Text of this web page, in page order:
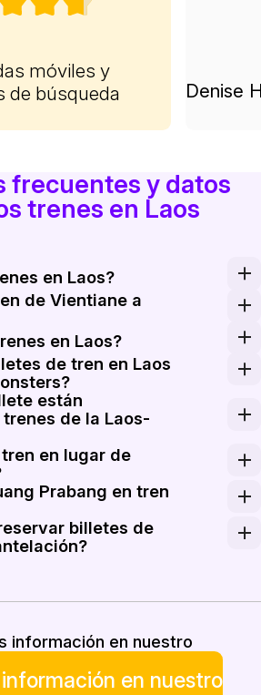
móviles y
de búsqueda
Denise
frecuentes y datos
trenes en Laos
en Laos?
China Railway suelen circular
de Vientiane a
de la Laos-China Railway de
en Laos?
Ltd. opera el principal
de tren en Laos
Vieng, Luang Prabang,
están
de la Laos-
C de la Laos-China Railway
en lugar de
reduce drásticamente el
Prabang en tren
una de las estaciones más
billetes de
información en nuestro
en nuestro